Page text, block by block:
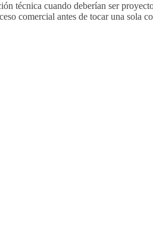
técnica cuando deberían ser
comercial antes de tocar una sola